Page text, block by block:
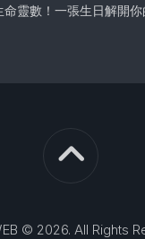
命靈數！一張生日解開
© 2026. All Rights